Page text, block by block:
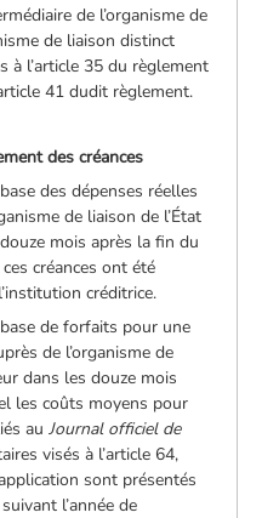
de l’organisme de
de liaison distinct
à l’article 35 du règlement
41 dudit règlement.
des créances
des dépenses réelles
de liaison de l’État
mois après la fin du
créances ont été
créditrice.
de forfaits pour une
de l’organisme de
dans les douze mois
les coûts moyens pour
au Journal officiel de
visés à l’article 64,
sont présentés
l’année de